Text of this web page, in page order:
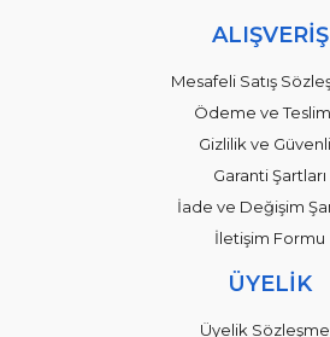
ALIŞVERİŞ
Mesafeli Satış
Ödeme ve
Gizlilik ve
Garanti Şartları
İade ve Değişim
İletişim Formu
ÜYELİK
Üyelik